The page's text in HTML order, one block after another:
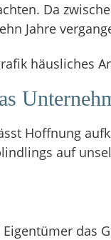
Da
Jahre
Hoffnung
auf
das